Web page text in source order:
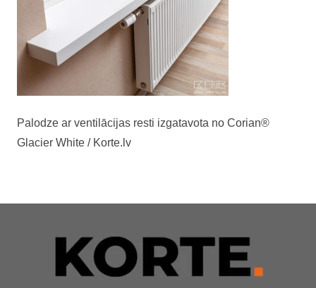
Palodze ar ventilācijas resti izgatavota no Corian®
Glacier White / Korte.lv